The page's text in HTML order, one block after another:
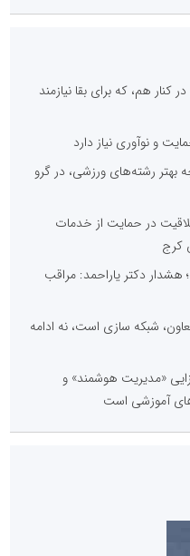
هم، که برای بقا نیازمند
و نوآوری نیاز دارد
رشته‌های ورزشی، در گرو
در حمایت از خدمات
کرج
دکتر یاراحمد: مراقب
شبکه سازی است، نه ادامه
«مدیریت هوشمند» و
آموزشی است